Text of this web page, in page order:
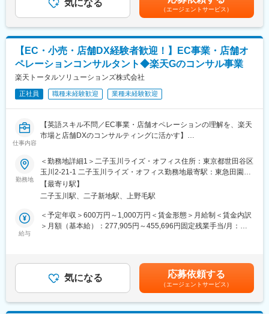
ェクト
◇サービス設計から品質保証、新規事業まで領域内で多様な役割
◇通信業界の知見が直接プロジェクトのアウトプット品質に直結
◇将来的にリーダークラスへのキャリアアップ機会もあり
◇モバイル事業以外にも楽天グループ内の様々なプロジェクトに
関与し、コンサルタントとしてのスキル・経験値を積み重ねなが
ら、シニアコンサルタントやディレクターといったキャリアアッ
プを長期的に描いていくことが可能です！
■キャリアパス
でシニアマネージャーやディレクターへ昇格可能
・事業責任者への道：コンサルタントから事業責任者、新規事業
開発担当へのキャリアチェンジ
・グループ横断のキャリア：RTS内の他部門（セールス、ロジス
■当社について
変更の範囲：会社の定める業務
があります。■昇給…年2回 (1月・7月)■賞与…年2回 (6月・12月)
賃金はあくまでも目安の金額であり、選考を通じて上下する可能
性があります。月給(月額)は固定手当を含めた表記です。
気になる
（エージェントサービス）
【EC・小売・店舗DX経験者歓迎！】EC事業・店舗オ
ペレーションコンサルタント◆楽天Gのコンサル事業
楽天トータルソリューションズ株式会社
正社員 職種未経験歓迎 業種未経験歓迎
仕事内容
【英語スキル不問／EC事業・店舗オペレーションの理解を、楽天
市場と店舗DXのコンサルティングに活かす】
策定からオペレーション実行まで一気通貫のサービスを提供して
います。
今回はコンサルティング事業部の立ち上げに際し、EC・小売・店
舗DXの知見をお持ちの方を歓迎いたします！
これまでのご経験を楽天グループの幅広いサービスで発揮してい
ただけます◎
■業務概要
・クライアント対応：ヒアリング、課題整理、報告書作成
※PJはその時々で受託状況に変動がありますのでご了承ください
勤務地
＜勤務地詳細1＞二子玉川ライズ・オフィス住所：東京都世田谷区
玉川2-21-1 二子玉川ライズ・オフィス勤務地最寄駅：東急田園都
市、東急大井町線／二子玉川駅受動喫煙対策：屋内喫煙可能場所
あり＜勤務地詳細2＞本社住所：東京都世田谷区玉川1-14-1 楽天
玉川駅受動喫煙対策：屋内全面禁煙変更の範囲：会社の定める事
業所（リモートワーク含む）
【最寄り駅】
二子玉川駅、二子新地駅、上野毛駅
給与
＜予定年収＞600万円～1,000万円＜賃金形態＞月給制＜賃金内訳
＞月額（基本給）：277,905円～455,696円固定残業手当/月：
想定年収は目安であり、ご経験・スキルに応じて上下する可能性
があります。■昇給…年2回 (1月・7月)■賞与…年2回 (6月・12月)
賃金はあくまでも目安の金額であり、選考を通じて上下する可能
性があります。月給(月額)は固定手当を含めた表記です。
気になる 応募依頼する
（エージェントサービス）